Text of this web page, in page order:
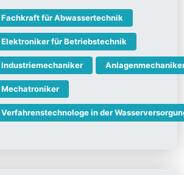
Fachkraft für Abwassertechnik
Elektroniker für Betriebstechnik
Industriemechaniker
Mechatroniker
Verfahrenstechnologe in der